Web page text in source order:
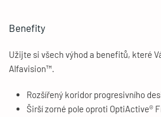
Benefity
Užijte si všech výhod a benefitů, které
Alfavision™.
Rozšířený koridor progresivního
Širší zorné pole oproti OptiActive®